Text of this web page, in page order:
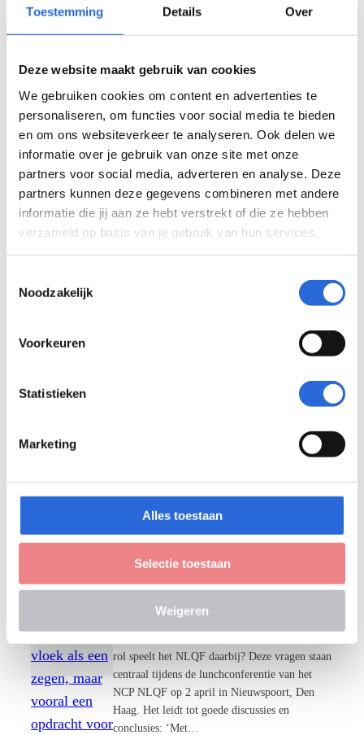
Toestemming Details Over
Deze website maakt gebruik van cookies
We gebruiken cookies om content en advertenties te
personaliseren, om functies voor social media te bieden
en om ons websiteverkeer te analyseren. Ook delen we
informatie over je gebruik van onze site met onze
partners voor social media, adverteren en analyse. Deze
partners kunnen deze gegevens combineren met andere
informatie die jij aan ze hebt verstrekt of die ze hebben
verzameld op basis van je gebruik van hun services.
Noodzakelijk
Voorkeuren
Statistieken
Marketing
Alles toestaan
Selectie toestaan
Weigeren
Bekijk alle interviews
Bekijk alle podcasts
Je kunt zelf categorieen toevoegen in
het Posts gedeelte
S
Search
Alle Kennis MBT Doelgroep 1
Onderwerp:
landschap zowel een
vloek als een zegen,
maar vooral een
opdracht voor NLQF
28
Verslag lunchconferentie NLQF 2 april 2026
Ontwikkelen (LLO) is versnipperd. Hoe
rol speelt het NLQF daarbij? Deze vragen staan
centraal tijdens de lunchconferentie van het
NCP NLQF op 2 april in Nieuwspoort, Den
Haag. Het leidt tot goede discussies en
conclusies: ‘Met…